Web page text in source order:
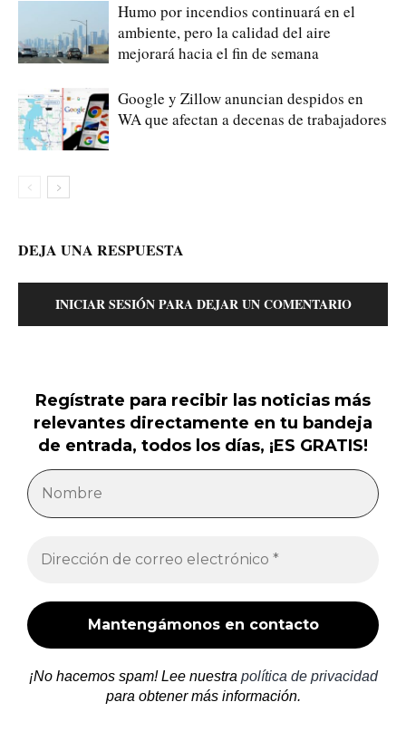
Humo por incendios continuará en el
ambiente, pero la calidad del aire
mejorará hacia el fin de semana
Google y Zillow anuncian despidos en
WA que afectan a decenas de trabajadores
DEJA UNA RESPUESTA
INICIAR SESIÓN PARA DEJAR UN COMENTARIO
Regístrate para recibir las noticias más
relevantes directamente en tu bandeja
de entrada, todos los días, ¡ES GRATIS!
¡No hacemos spam! Lee nuestra política de privacidad
para obtener más información.